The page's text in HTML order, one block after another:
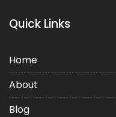
Quick Links
Home
About
Blog